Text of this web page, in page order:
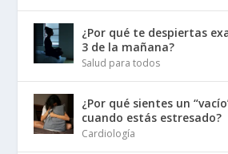
¿Por qué te despiertas
3 de la mañana?
Salud para todos
¿Por qué sientes un
cuando estás estresado?
Cardiología